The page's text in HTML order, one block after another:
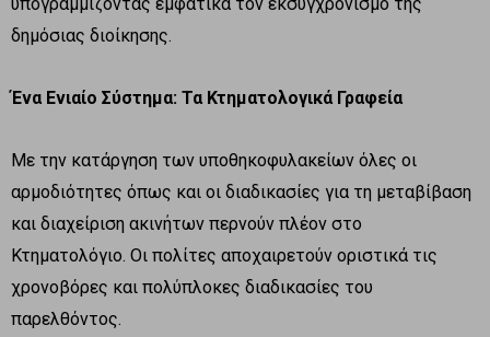
δημόσιας διοίκησης.
Ένα Ενιαίο Σύστημα: Τα Κτηματολογικά Γραφεία
Με την κατάργηση των υποθηκοφυλακείων όλες οι
αρμοδιότητες όπως και οι διαδικασίες για τη μεταβίβαση
και διαχείριση ακινήτων περνούν πλέον στο
Κτηματολόγιο. Οι πολίτες αποχαιρετούν οριστικά τις
χρονοβόρες και πολύπλοκες διαδικασίες του
παρελθόντος.